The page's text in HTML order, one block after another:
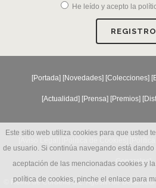
He leído y acepto la
[Portada] [Novedades] [Colecciones] [
[Actualidad] [Prensa] [Premios] [
Generales ]
© Reino de Cordelia S.L. Agustín de
Este sitio web utiliza cookies para que usted
de usuario. Si continúa navegando está
aceptación de las mencionadas cookies y
política de cookies, pinche el enlace para